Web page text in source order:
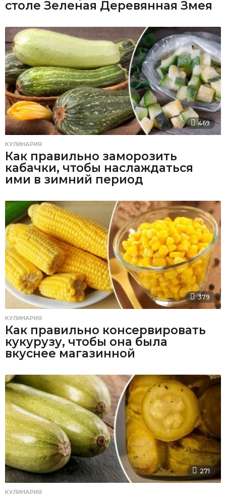
столе Зеленая Деревянная Змея
469
КУЛИНАРИЯ
Как правильно заморозить
кабачки, чтобы наслаждаться
ими в зимний период
379
КУЛИНАРИЯ
Как правильно консервировать
кукурузу, чтобы она была
вкуснее магазинной
271
КУЛИНАРИЯ